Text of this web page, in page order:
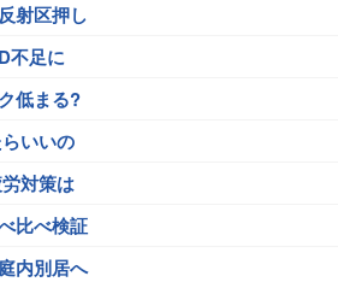
射区押し
不足に
低まる?
いいの
対策は
比べ検証
内別居へ